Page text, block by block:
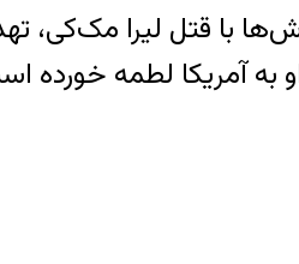
با قتل لیرا مک‌کی،
به آمریکا لطمه خورده